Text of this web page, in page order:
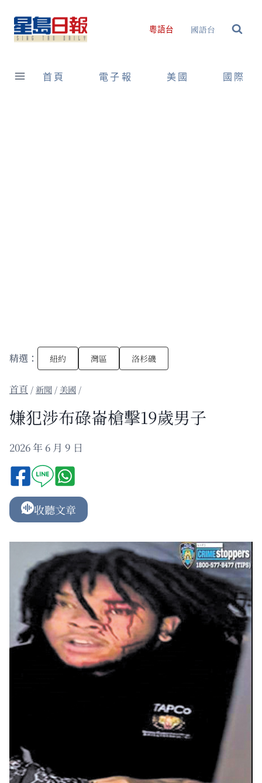
content
粵語台 國語台
首頁 電子報 美國 國際
精選： 紐約 灣區 洛杉磯
/新聞 / 美國 /
嫌犯涉布碌崙槍擊19歲男子
2026 年 6 月 9 日
收聽文章